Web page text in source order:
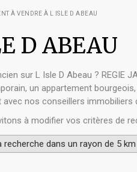
À VENDRE À L ISLE D ABEAU
D ABEAU
sur L Isle D Abeau ? REGIE
un appartement
nos conseillers
à modifier vos critères de
recherche dans un rayon de 5 km